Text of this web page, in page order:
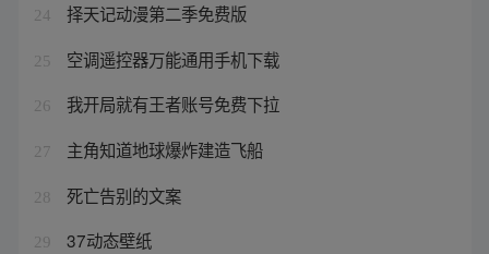
24 择天记动漫第二季免费版
25 空调遥控器万能通用手机下载
26 我开局就有王者账号免费下拉
27 主角知道地球爆炸建造飞船
28 死亡告别的文案
29 37动态壁纸